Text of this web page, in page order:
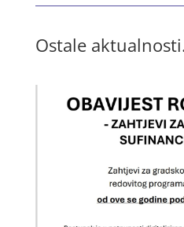
Ostale